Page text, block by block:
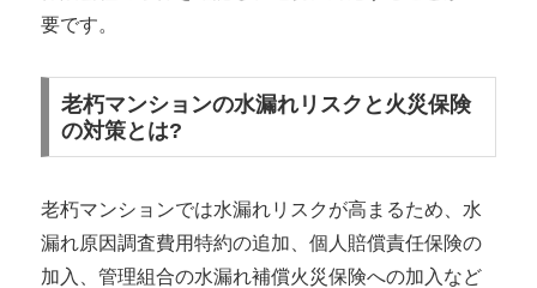
要です。
老朽マンションの水漏れリスクと火災保険
の対策とは?
老朽マンションでは水漏れリスクが高まるため、水
漏れ原因調査費用特約の追加、個人賠償責任保険の
加入、管理組合の水漏れ補償火災保険への加入など